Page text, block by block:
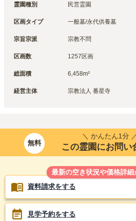
霊園種別 民営霊園
区画タイプ 一般墓/永代供養墓
宗旨宗派 宗教不問
区画数 1257区画
総面積 6,458m²
経営主体 宗教法人 番星寺
無料
＼ かんたん1分
この霊園にお問い
最新の空き状況や価格詳細
資料請求をする
見学予約をする